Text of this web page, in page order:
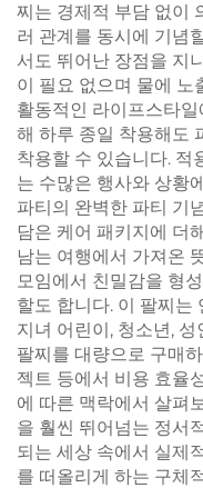
찌는 경제적 부담 없이
러 관계를 동시에 기념
서도 뛰어난 장점을 지
이 필요 없으며 물에 노
활동적인 라이프스타
해 하루 종일 착용해도
착용할 수 있습니다. 적
는 수많은 행사와 상황
파티의 완벽한 파티 기
담은 케어 패키지에 더
남는 여행에서 가져온
모임에서 친밀감을 형
할도 합니다. 이 팔찌는
지녀 어린이, 청소년,
팔찌를 대량으로 구매
젝트 등에서 비용 효율
에 따른 맥락에서 살펴
을 훨씬 뛰어넘는 정서
되는 세상 속에서 실제
를 떠올리게 하는 구체